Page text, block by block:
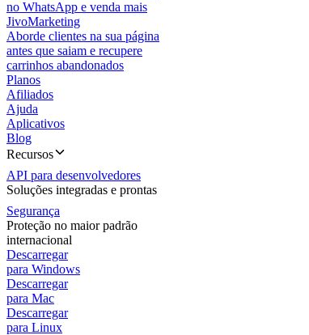
no WhatsApp e venda mais
JivoMarketing
Aborde clientes na sua página
antes que saiam e recupere
carrinhos abandonados
Planos
Afiliados
Ajuda
Aplicativos
Blog
Recursos
API para desenvolvedores
Soluções integradas e prontas
Segurança
Proteção no maior padrão
internacional
Descarregar
para Windows
Descarregar
para Mac
Descarregar
para Linux